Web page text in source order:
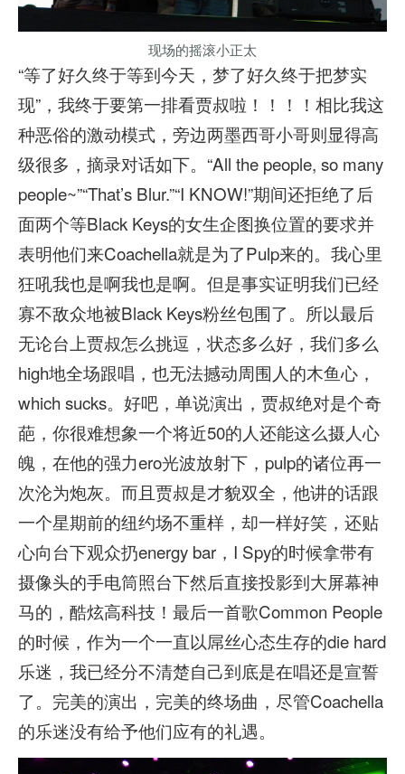
现场的摇滚小正太
“等了好久终于等到今天，梦了好久终于把梦实
现”，我终于要第一排看贾叔啦！！！！相比我这
种恶俗的激动模式，旁边两墨西哥小哥则显得高
级很多，摘录对话如下。“All the people, so many
people~”“That’s Blur.”“I KNOW!”期间还拒绝了后
面两个等Black Keys的女生企图换位置的要求并
表明他们来Coachella就是为了Pulp来的。我心里
狂吼我也是啊我也是啊。但是事实证明我们已经
寡不敌众地被Black Keys粉丝包围了。所以最后
无论台上贾叔怎么挑逗，状态多么好，我们多么
high地全场跟唱，也无法撼动周围人的木鱼心，
which sucks。好吧，单说演出，贾叔绝对是个奇
葩，你很难想象一个将近50的人还能这么摄人心
魄，在他的强力ero光波放射下，pulp的诸位再一
次沦为炮灰。而且贾叔是才貌双全，他讲的话跟
一个星期前的纽约场不重样，却一样好笑，还贴
心向台下观众扔energy bar，I Spy的时候拿带有
摄像头的手电筒照台下然后直接投影到大屏幕神
马的，酷炫高科技！最后一首歌Common People
的时候，作为一个一直以屌丝心态生存的die hard
乐迷，我已经分不清楚自己到底是在唱还是宣誓
了。完美的演出，完美的终场曲，尽管Coachella
的乐迷没有给予他们应有的礼遇。